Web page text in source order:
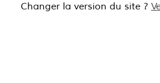
Changer la version du site ?